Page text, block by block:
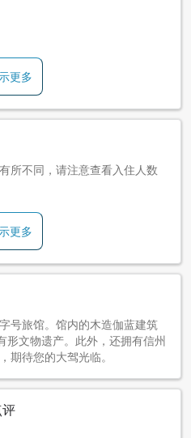
更多
所不同，请注意查看入住人数
更多
号旅馆。馆内的木造伽蓝建筑
形文物遗产。此外，还拥有信州
期待您的大驾光临。